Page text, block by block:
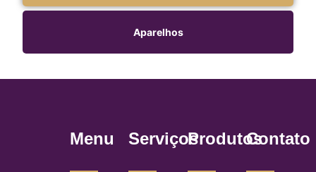
Aparelhos
Menu ServiçosProdutosContato